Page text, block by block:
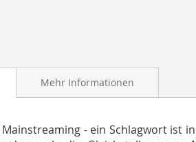
- ein Schlagwort ist
Mehr Informationen